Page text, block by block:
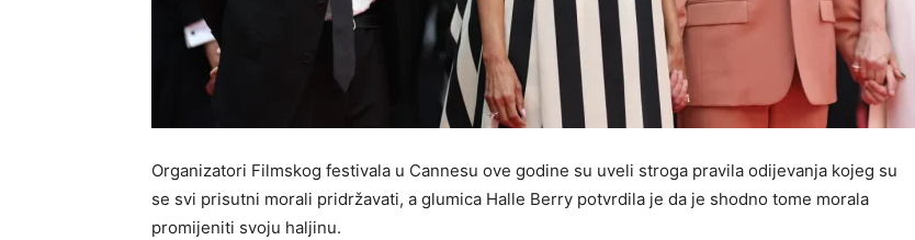
Organizatori Filmskog festivala u Cannesu ove godine su uveli stroga pravila odijevanja kojeg su
se svi prisutni morali pridržavati, a glumica Halle Berry potvrdila je da je shodno tome morala
promijeniti svoju haljinu.